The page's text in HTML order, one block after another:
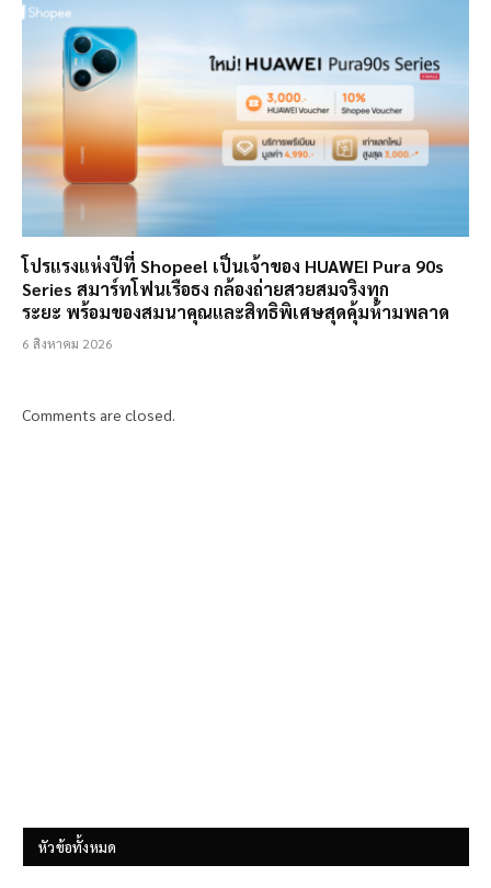
โปรแรงแห่งปีที่ Shopee! เป็นเจ้าของ HUAWEI Pura 90s
Series สมาร์ทโฟนเรือธง กล้องถ่ายสวยสมจริงทุก
ระยะ พร้อมของสมนาคุณและสิทธิพิเศษสุดคุ้มห้ามพลาด
6 สิงหาคม 2026
Comments are closed.
หัวข้อทั้งหมด